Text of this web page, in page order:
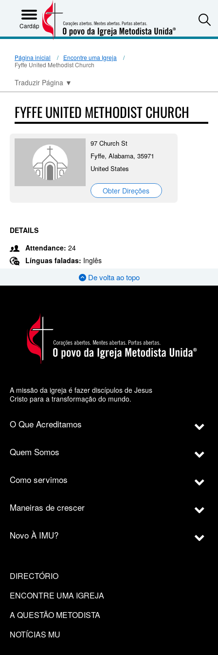
Cardápio
Página inicial
Encontre uma Igreja
Fyffe United Methodist Church
Traduzir Página ▼
FYFFE UNITED METHODIST CHURCH
97 Church St
Fyffe, Alabama, 35971
United States
Obter Direções
DETAILS
Attendance: 24
Línguas faladas: Inglês
De volta ao topo
A missão da igreja é fazer discípulos de Jesus
Cristo para a transformação do mundo.
O Que Acreditamos
Quem Somos
Como servimos
Maneiras de crescer
Novo À IMU?
DIRECTÓRIO
ENCONTRE UMA IGREJA
A QUESTÃO METODISTA
NOTÍCIAS MU